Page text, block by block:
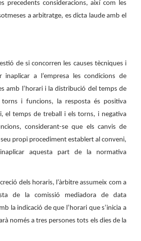
precedents consideracions, així com les
a arbitratge, es dicta laude amb el
de si concorren les causes tècniques i
inaplicar a l’empresa les condicions de
amb l’horari i la distribució del temps de
i funcions, la resposta és positiva
el temps de treball i els torns, i negativa
considerant-se que els canvis de
propi procediment establert al conveni,
aquesta part de la normativa
dels horaris, l’àrbitre assumeix com a
de la comissió mediadora de data
la indicació de que l’horari que s’inicia a
només a tres persones tots els dies de la